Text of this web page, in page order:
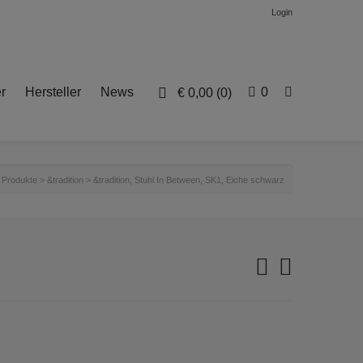
Login
€ 0,00 (0) 0
Hersteller News
Produkte > &tradition > &tradition, Stuhl In Between, SK1, Eiche schwarz